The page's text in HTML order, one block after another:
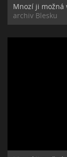
Mnozí ji možná
archiv Blesku